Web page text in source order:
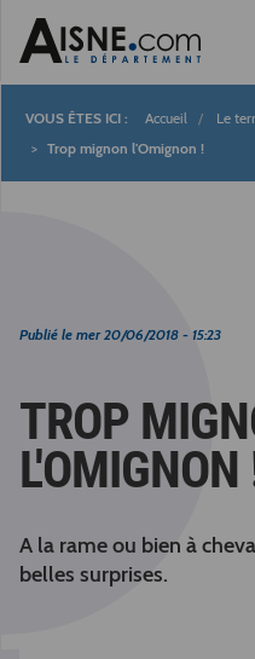
Fil
Accueil Le
Trop mignon l'Omignon !
Publié le mer 20/06/2018 - 15:23
TROP
L'OMIGNON
A la rame ou bien à
belles surprises.